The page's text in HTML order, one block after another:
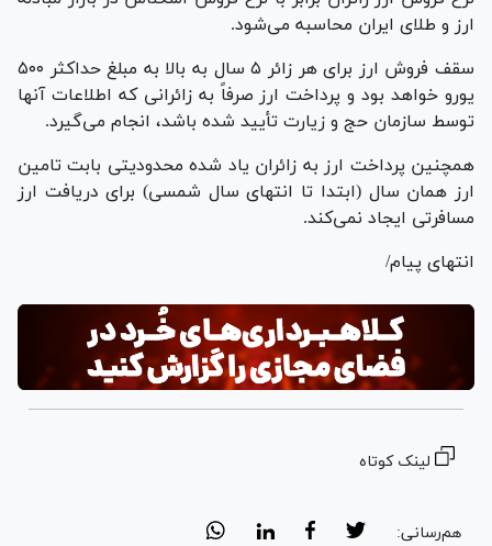
ارز و طلای ایران محاسبه می‌شود.
سقف فروش ارز برای هر زائر ۵ سال به بالا به مبلغ حداکثر ۵۰۰
یورو خواهد بود و پرداخت ارز صرفاً به زائرانی که اطلاعات آنها
توسط سازمان حج و زیارت تأیید شده باشد، انجام می‌گیرد.
همچنین پرداخت ارز به زائران یاد شده محدودیتی بابت تامین
ارز همان سال (ابتدا تا انتهای سال شمسی) برای دریافت ارز
مسافرتی ایجاد نمی‌کند.
انتهای پیام/
لینک کوتاه
هم‌رسانی: